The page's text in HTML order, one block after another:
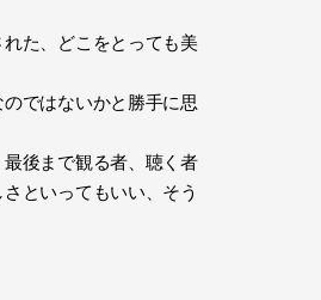
た、どこをとっても美
ではないかと勝手に思
後まで観る者、聴く者
といってもいい、そう